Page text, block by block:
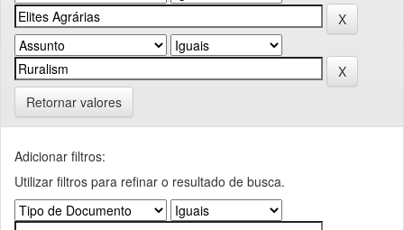
Retornar valores
Adicionar filtros:
Utilizar filtros para refinar o resultado de busca.